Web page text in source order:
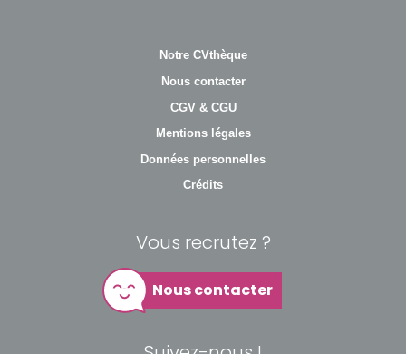
Notre CVthèque
Nous contacter
CGV & CGU
Mentions légales
Données personnelles
Crédits
Vous recrutez ?
Nous contacter